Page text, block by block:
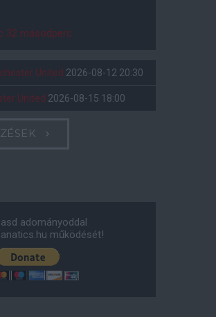
31 másodperc
United 2026-08-12 20:30
United 2026-08-15 18:00
adományoddal
működését!